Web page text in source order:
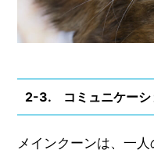
2-3. コミュニケーシ
メインクーンは、一